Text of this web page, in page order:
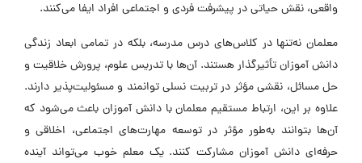
واقعی، نقش حیاتی در پیشرفت فردی و اجتماعی افراد ایفا می‌کنند.
معلمان نه‌تنها در کلاس‌های درس مدرسه، بلکه در تمامی ابعاد زندگی
دانش‌ آموزان تأثیرگذار هستند. آن‌ها با تدریس علوم، پرورش خلاقیت و
حل مسائل، نقشی مؤثر در تربیت نسلی توانمند و مسئولیت‌پذیر دارند.
علاوه بر این، ارتباط مستقیم معلمان با دانش‌ آموزان باعث می‌شود که
آن‌ها بتوانند به‌طور مؤثر در توسعه مهارت‌های اجتماعی، اخلاقی و
حرفه‌ای دانش آموزان مشارکت کنند. یک معلم خوب می‌تواند آینده